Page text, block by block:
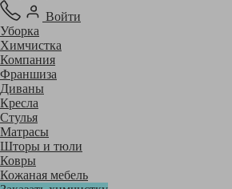
Войти
Уборка
Химчистка
Компания
Франшиза
Диваны
Кресла
Стулья
Матрасы
Шторы и тюли
Ковры
Кожаная мебель